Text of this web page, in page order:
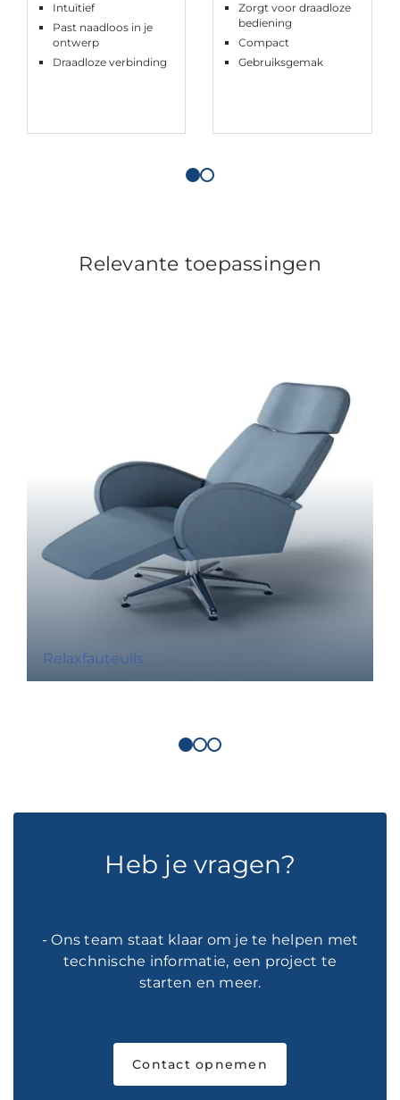
Intuïtief
Past naadloos in je
ontwerp
Draadloze verbinding
Zorgt voor draadloze
bediening
Compact
Gebruiksgemak
Relevante toepassingen
Relaxfauteuils
Heb je vragen?
- Ons team staat klaar om je te helpen met
technische informatie, een project te
starten en meer.
Contact opnemen